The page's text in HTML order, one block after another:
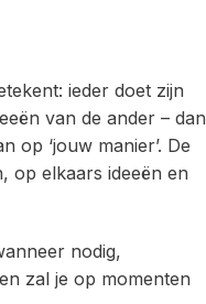
ieder doet zijn
van de ander – dan
op ‘jouw manier’. De
op elkaars ideeën en
nodig,
zal je op momenten